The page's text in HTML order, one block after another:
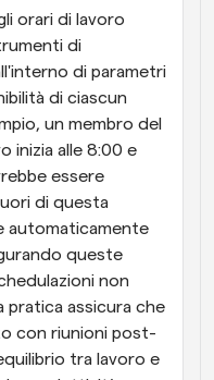
orari di lavoro
di
di parametri
di ciascun
un membro del
inizia alle 8:00 e
essere
di questa
automaticamente
queste
non
pratica assicura che
con riunioni post-
tra lavoro e